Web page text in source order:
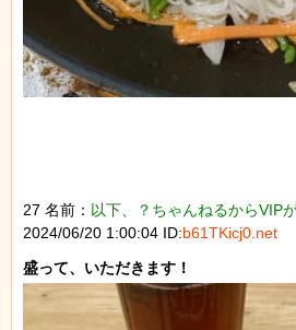
27 名前： 以下、？ちゃんねるからVIP
2024/06/20 1:00:04 ID:b61TKicj0.net